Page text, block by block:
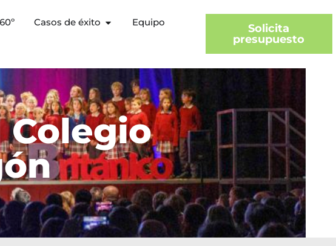
Casos de éxito Equipo
Solicita
presupuesto
Colegio